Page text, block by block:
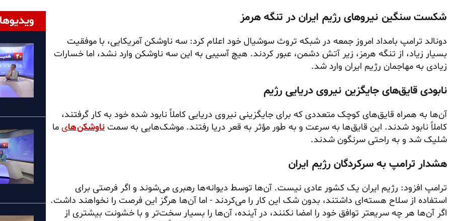
شکست سنگین نیروهای رژیم ایران در تنگه هرمز
دونالد ترامپ بامداد امروز جمعه در شبکه تروث سوشیال خود اعلام کرد: سه ناوشکن آمریکایی، با موفقیت
بسیار زیاد، از تنگه هرمز، زیر آتش دشمن، عبور کردند. هیچ آسیبی به این سه ناوشکن وارد نشد، اما خسارات
زیادی به مهاجمان رژیم ایران وارد شد.
نابودی قایق‌های جایگزین نیروی دریایی رژیم
آن‌ها به همراه قایق‌های کوچک متعددی که برای جایگزینی نیروی دریایی کاملاً نابود شده خود به کار گرفتند،
کاملاً نابود شدند. این قایق‌ها به سرعت و به طور مؤثر به قعر دریا رفتند. موشک‌هایی به سمت ناوشکن‌های ما
شلیک شد و به راحتی سرنگون شدند.
هشدار ترامپ به سرکردگان رژیم ایران
ترامپ افزود: رژیم ایران یک کشور عادی نیست. آن‌ها توسط دیوانه‌ها رهبری می‌شوند و اگر فرصتی برای
استفاده از سلاح هسته‌ای داشتند، بدون شک این کار را می‌کردند - اما آن‌ها هرگز این فرصت را نخواهند داشت.
اگر آن‌ها هر چه سریعتر توافق خود را امضا نکنند، در آینده، آن‌ها را بسیار سخت‌تر و با خشونت بیشتری از